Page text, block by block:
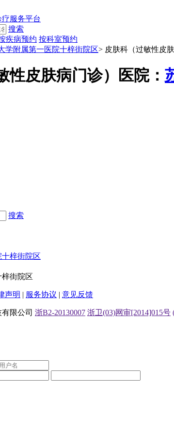
搜索
疾病预约 按科室预约
学附属第一医院十梓街院区> 皮肤科（过敏性皮肤
性皮肤病门诊） 医院：
搜索
街院区
声明 | 服务协议 | 意见反馈
限公司 浙B2-20130007 浙卫(03)网审[2014]015号